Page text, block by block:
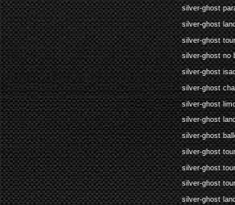
silver-ghost
silver-ghost
silver-ghost
silver-ghost no
silver-ghost
silver-ghost
silver-ghost
silver-ghost
silver-ghost
silver-ghost
silver-ghost
silver-ghost
silver-ghost